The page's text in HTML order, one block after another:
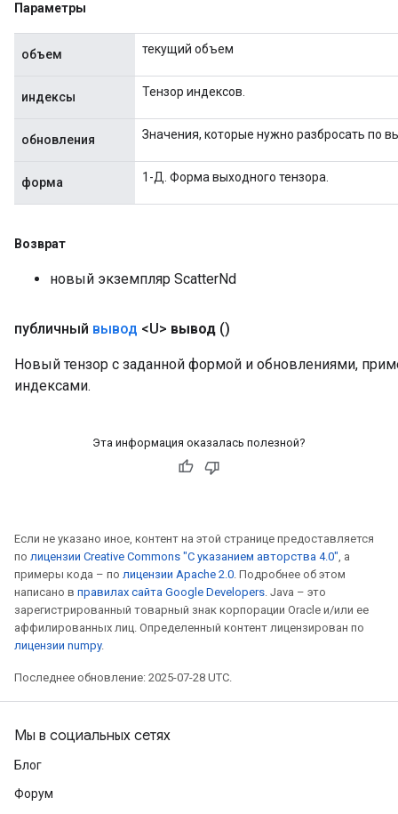
Параметры
объем текущий объем
индексы Тензор индексов.
обновления Значения, которые нужно разбросать по
форма 1-Д. Форма выходного тензора.
Возврат
новый экземпляр ScatterNd
публичный вывод <U> вывод ()
Новый тензор с заданной формой и обновлениями,
индексами.
Эта информация оказалась полезной?
Если не указано иное, контент на этой странице предоставляется
по лицензии Creative Commons "С указанием авторства 4.0", а
примеры кода – по лицензии Apache 2.0. Подробнее об этом
написано в правилах сайта Google Developers. Java – это
зарегистрированный товарный знак корпорации Oracle и/или ее
аффилированных лиц. Определенный контент лицензирован по
лицензии numpy.
Последнее обновление: 2025-07-28 UTC.
Мы в социальных сетях
Блог
Форум